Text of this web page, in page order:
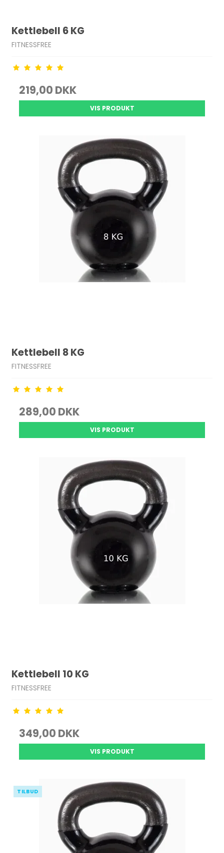
Kettlebell 6 KG
FITNESSFREE
219,00 DKK
VIS PRODUKT
Kettlebell 8 KG
FITNESSFREE
289,00 DKK
VIS PRODUKT
Kettlebell 10 KG
FITNESSFREE
349,00 DKK
VIS PRODUKT
TILBUD